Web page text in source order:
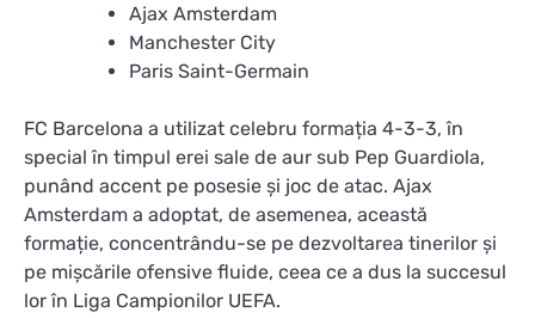
Ajax Amsterdam
Manchester City
Paris Saint-Germain
FC Barcelona a utilizat celebru formația 4-3-3, în
special în timpul erei sale de aur sub Pep Guardiola,
punând accent pe posesie și joc de atac. Ajax
Amsterdam a adoptat, de asemenea, această
formație, concentrându-se pe dezvoltarea tinerilor și
pe mișcările ofensive fluide, ceea ce a dus la succesul
lor în Liga Campionilor UEFA.